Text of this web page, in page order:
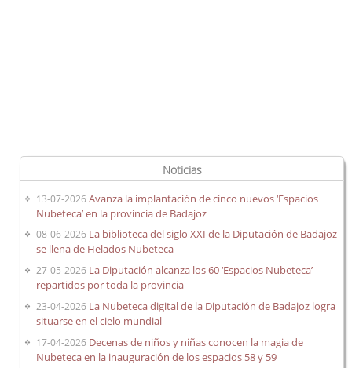
Noticias
13-07-2026 Avanza la implantación de cinco nuevos ‘Espacios
Nubeteca’ en la provincia de Badajoz
08-06-2026 La biblioteca del siglo XXI de la Diputación de Badajoz
se llena de Helados Nubeteca
27-05-2026 La Diputación alcanza los 60 ‘Espacios Nubeteca’
repartidos por toda la provincia
23-04-2026 La Nubeteca digital de la Diputación de Badajoz logra
situarse en el cielo mundial
17-04-2026 Decenas de niños y niñas conocen la magia de
Nubeteca en la inauguración de los espacios 58 y 59